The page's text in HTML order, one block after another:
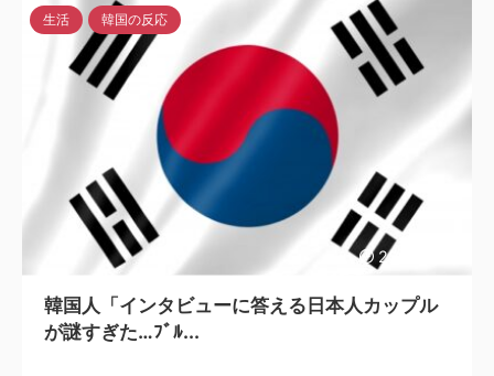
2023/4/26
生活 韓国の反応
韓国人「インタビューに答える日本人カップル
が謎すぎた…ﾌﾞﾙ...